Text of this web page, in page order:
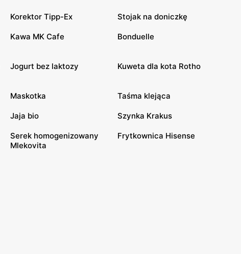
Korektor Tipp-Ex Stojak na doniczkę
Kawa MK Cafe Bonduelle
Jogurt bez laktozy Kuweta dla kota Rotho
Maskotka Taśma klejąca
Jaja bio Szynka Krakus
Serek homogenizowany
Mlekovita
Frytkownica Hisense